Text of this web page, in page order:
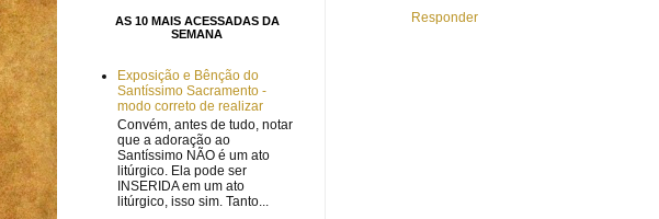
Responder
AS 10 MAIS ACESSADAS DA
SEMANA
Exposição e Bênção do
Santíssimo Sacramento -
modo correto de realizar
Convém, antes de tudo, notar
que a adoração ao
Santíssimo NÃO é um ato
litúrgico. Ela pode ser
INSERIDA em um ato
litúrgico, isso sim. Tanto...